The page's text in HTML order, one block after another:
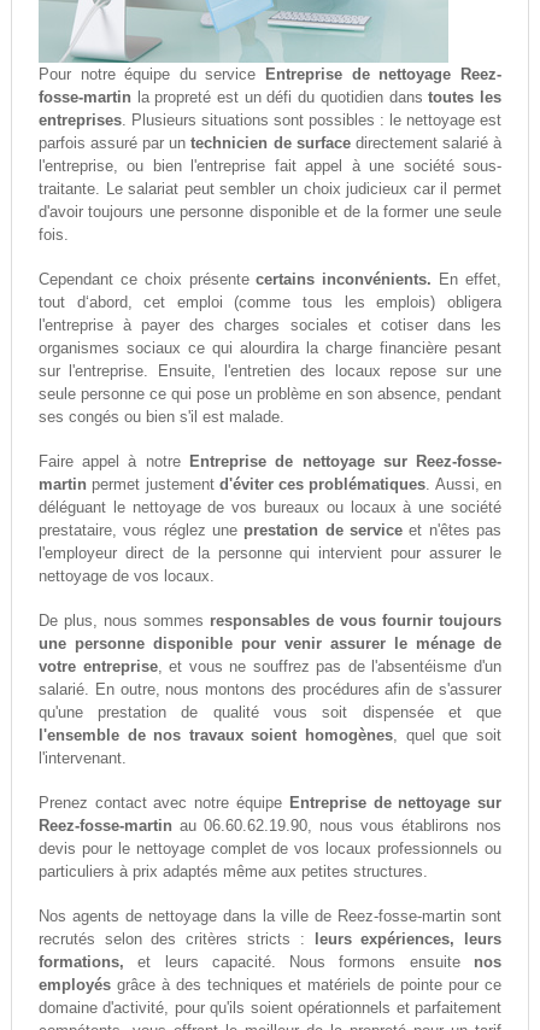
Pour notre équipe du service
Entreprise de nettoyage Reez-
fosse-martin la propreté est un défi du quotidien danstoutes les
entreprises. Plusieurs situations sont possibles : le nettoyage est
parfois assuré par untechnicien de surfacedirectement salarié à
l'entreprise, ou bien l'entreprise fait appel à une société sous-
traitante. Le salariat peut sembler un choix judicieux car il permet
d'avoir toujours une personne disponible et de la former une seule
fois.
Cependant ce choix présentecertains inconvénients. En effet,
tout d‘abord, cet emploi (comme tous les emplois) obligera
l'entreprise à payer des charges sociales et cotiser dans les
organismes sociaux ce qui alourdira la charge financière pesant
sur l'entreprise. Ensuite, l'entretien des locaux repose sur une
seule personne ce qui pose un problème en son absence, pendant
ses congés ou bien s'il est malade.
Faire appel à notre Entreprise de nettoyage sur Reez-fosse-
martin permet justement d'éviter ces problématiques. Aussi, en
déléguant le nettoyage de vos bureaux ou locaux à une société
prestataire, vous réglez une prestation de service et n'êtes pas
l'employeur direct de la personne qui intervient pour assurer le
nettoyage de vos locaux.
De plus, nous sommes responsables de vous fournir toujours
une personne disponible pour venir assurer le ménage de
votre entreprise, et vous ne souffrez pas de l'absentéisme d'un
salarié. En outre, nous montons des procédures afin de s'assurer
qu'une prestation de qualité vous soit dispensée et que
l'ensemble de nos travaux soient homogènes, quel que soit
l'intervenant.
Prenez contact avec notre équipe Entreprise de nettoyage sur
Reez-fosse-martin au 06.60.62.19.90, nous vous établirons nos
devis pour le nettoyage complet de vos locaux professionnels ou
particuliers à prix adaptés même aux petites structures.
Nos agents de nettoyage dans la ville de Reez-fosse-martin sont
recrutés selon des critères stricts :
leurs expériences, leurs
formations, et leurs capacité. Nous formons ensuite nos
employésgrâce à des techniques et matériels de pointe pour ce
domaine d'activité, pour qu'ils soient opérationnels et parfaitement